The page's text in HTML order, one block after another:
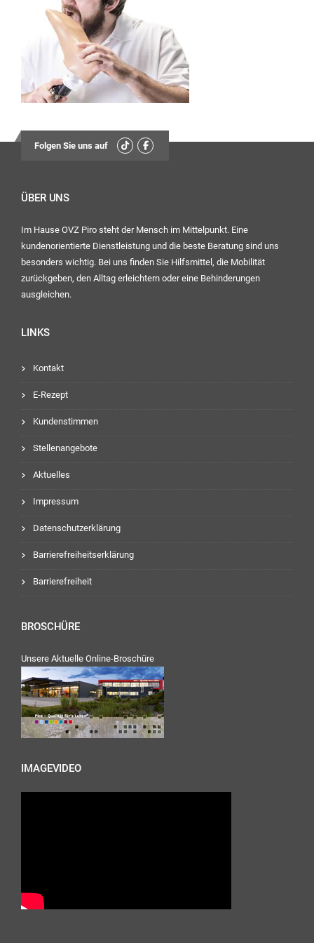
Folgen Sie uns auf
ÜBER UNS
Im Hause OVZ Piro steht der Mensch im Mittelpunkt. Eine
kundenorientierte Dienstleistung und die beste Beratung sind uns
besonders wichtig. Bei uns finden Sie Hilfsmittel, die Mobilität
zurückgeben, den Alltag erleichtern oder eine Behinderungen
ausgleichen.
LINKS
Kontakt
E-Rezept
Kundenstimmen
Stellenangebote
Aktuelles
Impressum
Datenschutzerklärung
Barrierefreiheitserklärung
Barrierefreiheit
BROSCHÜRE
Unsere Aktuelle Online-Broschüre
IMAGEVIDEO
13:30
Uhr – 17:00 Uhr
Mittwoch:
geschlossen
Freitag:
13:30